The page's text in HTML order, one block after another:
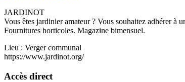
JARDINOT
Vous êtes jardinier amateur ? Vous souhaitez adhérer à
Fournitures horticoles. Magazine bimensuel.
Lieu : Verger communal
https://www.jardinot.org/
Accès direct